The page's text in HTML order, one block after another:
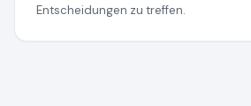
Entscheidungen zu treffen.